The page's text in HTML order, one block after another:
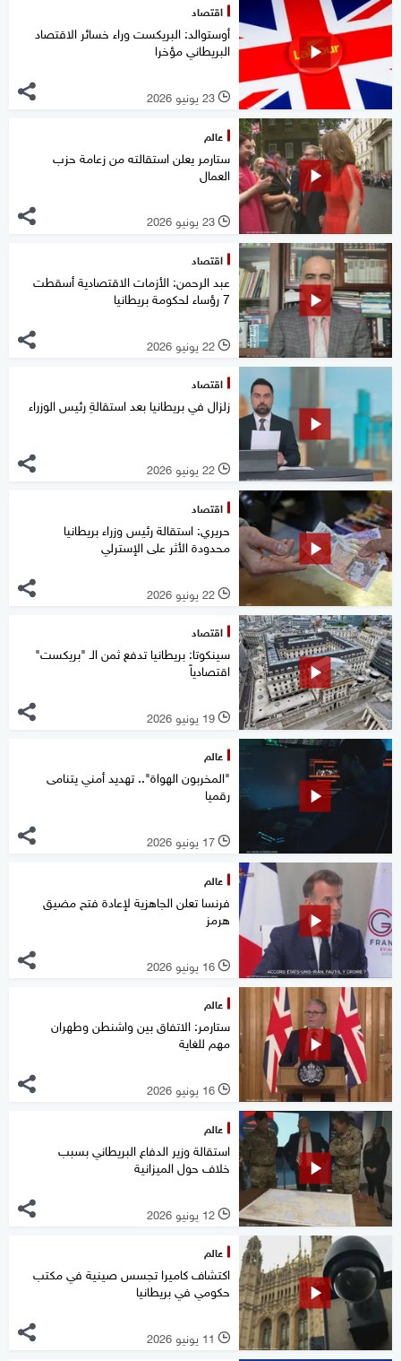
اقتصاد
أوستوالد: البريكست وراء خسائر الاقتصاد
البريطاني مؤخرا
l 23 يونيو 2026
عالم
ستارمر يعلن استقالته من زعامة حزب
العمال
l 23 يونيو 2026
اقتصاد
عبد الرحمن: الأزمات الاقتصادية أسقطت
7 رؤساء لحكومة بريطانيا
l 22 يونيو 2026
اقتصاد
زلزال في بريطانيا بعد استقالةِ رئيس الوزراء
l 22 يونيو 2026
اقتصاد
حريري: استقالة رئيس وزراء بريطانيا
محدودة الأثر على الإسترلي
l 22 يونيو 2026
اقتصاد
سينكوتا: بريطانيا تدفع ثمن الـ "بريكست"
اقتصادياً
l 19 يونيو 2026
عالم
"المخربون الهواة".. تهديد أمني يتنامى
رقميا
l 17 يونيو 2026
عالم
فرنسا تعلن الجاهزية لإعادة فتح مضيق
هرمز
l 16 يونيو 2026
عالم
ستارمر: الاتفاق بين واشنطن وطهران
مهم للغاية
l 16 يونيو 2026
عالم
استقالة وزير الدفاع البريطاني بسبب
خلاف حول الميزانية
l 12 يونيو 2026
عالم
اكتشاف كاميرا تجسس صينية في مكتب
حكومي في بريطانيا
l 11 يونيو 2026